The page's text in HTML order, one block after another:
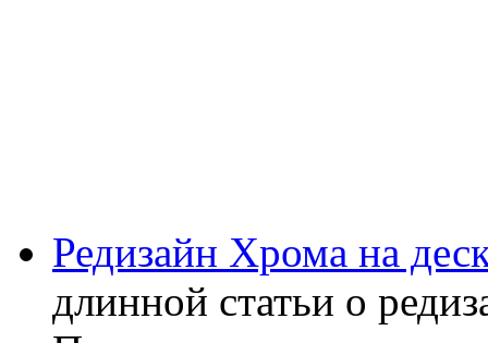
Редизайн Хрома на
длинной статьи о